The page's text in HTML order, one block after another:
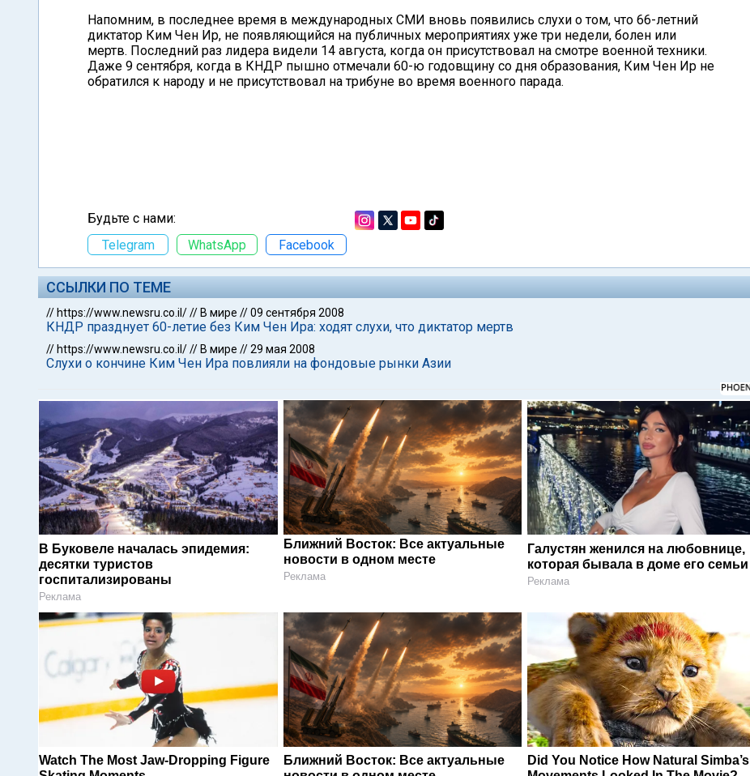
Напомним, в последнее время в международных СМИ вновь появились слухи о том, что 66-летний
диктатор Ким Чен Ир, не появляющийся на публичных мероприятиях уже три недели, болен или
мертв. Последний раз лидера видели 14 августа, когда он присутствовал на смотре военной техники.
Даже 9 сентября, когда в КНДР пышно отмечали 60-ю годовщину со дня образования, Ким Чен Ир не
обратился к народу и не присутствовал на трибуне во время военного парада.
Будьте с нами:
Telegram
WhatsApp Facebook
ССЫЛКИ ПО ТЕМЕ
// https://www.newsru.co.il/// В мире //09 сентября 2008
КНДР празднует 60-летие без Ким Чен Ира: ходят слухи, что диктатор мертв
// https://www.newsru.co.il/// В мире //29 мая 2008
Слухи о кончине Ким Чен Ира повлияли на фондовые рынки Азии
В Буковеле началась эпидемия:
десятки туристов
госпитализированы
Реклама
Ближний Восток: Все актуальные
новости в одном месте
Реклама
Галустян женился на любовнице,
которая бывала в доме его семьи
Реклама
Watch The Most Jaw‑Dropping Figure
Ближний Восток: Все актуальные
Did You Notice How Natural Simba’s